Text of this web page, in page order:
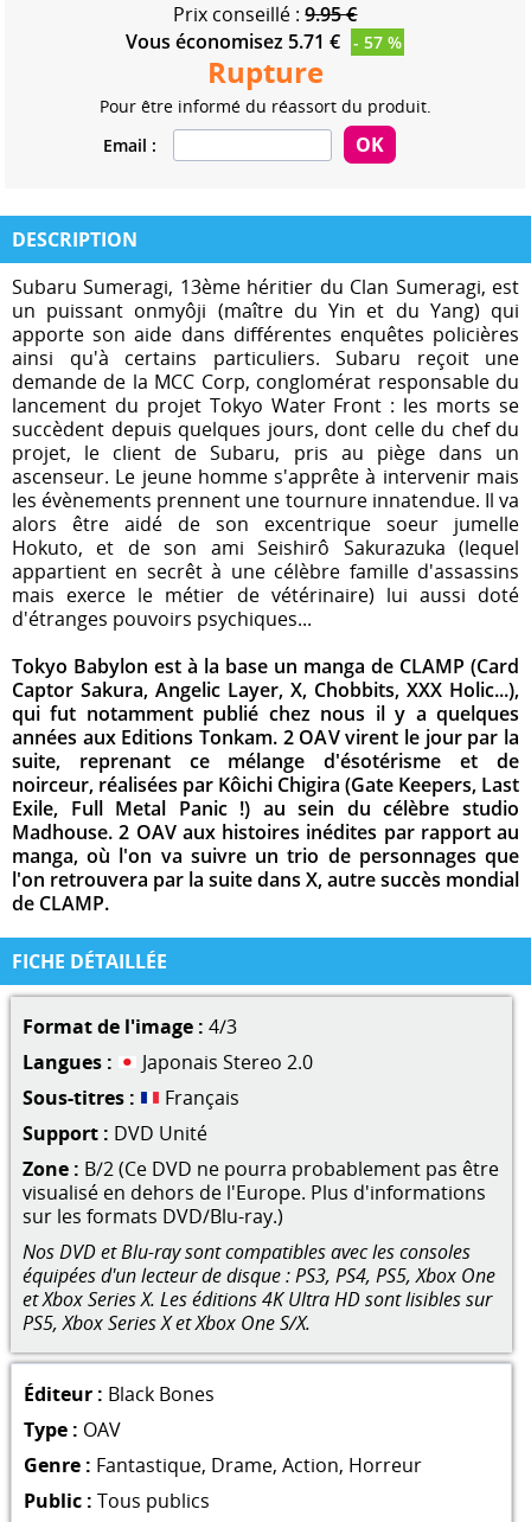
Prix conseillé :9.95 €
Vous économisez 5.71 €
- 57 %
Rupture
Pour être informé du réassort du produit.
Email :
DESCRIPTION
Subaru Sumeragi, 13ème héritier du Clan Sumeragi, est
un puissant onmyôji (maître du Yin et du Yang) qui
apporte son aide dans différentes enquêtes policières
ainsi qu'à certains particuliers. Subaru reçoit une
demande de la MCC Corp, conglomérat responsable du
lancement du projet Tokyo Water Front : les morts se
succèdent depuis quelques jours, dont celle du chef du
projet, le client de Subaru, pris au piège dans un
ascenseur. Le jeune homme s'apprête à intervenir mais
les évènements prennent une tournure innatendue. Il va
alors être aidé de son excentrique soeur jumelle
Hokuto, et de son ami Seishirô Sakurazuka (lequel
appartient en secrêt à une célèbre famille d'assassins
mais exerce le métier de vétérinaire) lui aussi doté
d'étranges pouvoirs psychiques...
Tokyo Babylon est à la base un manga de CLAMP (Card
Captor Sakura, Angelic Layer, X, Chobbits, XXX Holic...),
qui fut notamment publié chez nous il y a quelques
années aux Editions Tonkam. 2 OAV virent le jour par la
suite, reprenant ce mélange d'ésotérisme et de
noirceur, réalisées par Kôichi Chigira (Gate Keepers, Last
Exile, Full Metal Panic !) au sein du célèbre studio
Madhouse. 2 OAV aux histoires inédites par rapport au
manga, où l'on va suivre un trio de personnages que
l'on retrouvera par la suite dans X, autre succès mondial
de CLAMP.
FICHE DÉTAILLÉE
Format de l'image : 4/3
Langues :
Japonais Stereo 2.0
Sous-titres :
Français
Support : DVD Unité
Zone : B/2 (Ce DVD ne pourra probablement pas être
visualisé en dehors de l'Europe. Plus d'informations
sur les formats DVD/Blu-ray.)
Nos DVD et Blu-ray sont compatibles avec les consoles
équipées d'un lecteur de disque : PS3, PS4, PS5, Xbox One
et Xbox Series X. Les éditions 4K Ultra HD sont lisibles sur
PS5, Xbox Series X et Xbox One S/X.
Éditeur : Black Bones
Type : OAV
Genre : Fantastique, Drame, Action, Horreur
Public : Tous publics